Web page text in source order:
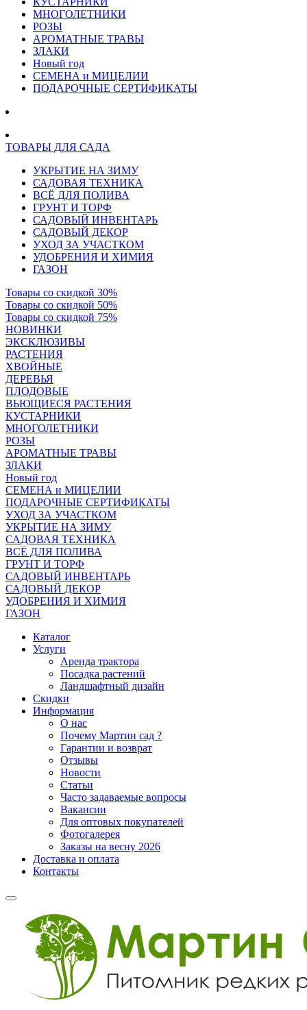
МНОГОЛЕТНИКИ
РОЗЫ
АРОМАТНЫЕ ТРАВЫ
ЗЛАКИ
Новый год
СЕМЕНА и МИЦЕЛИИ
ПОДАРОЧНЫЕ СЕРТИФИКАТЫ
ТОВАРЫ ДЛЯ САДА
УКРЫТИЕ НА ЗИМУ
САДОВАЯ ТЕХНИКА
ВСЁ ДЛЯ ПОЛИВА
ГРУНТ И ТОРФ
САДОВЫЙ ИНВЕНТАРЬ
САДОВЫЙ ДЕКОР
УХОД ЗА УЧАСТКОМ
УДОБРЕНИЯ И ХИМИЯ
ГАЗОН
Товары со скидкой 30%
Товары со скидкой 50%
Товары со скидкой 75%
НОВИНКИ
ЭКСКЛЮЗИВЫ
РАСТЕНИЯ
ХВОЙНЫЕ
ДЕРЕВЬЯ
ПЛОДОВЫЕ
ВЬЮЩИЕСЯ РАСТЕНИЯ
КУСТАРНИКИ
МНОГОЛЕТНИКИ
РОЗЫ
АРОМАТНЫЕ ТРАВЫ
ЗЛАКИ
Новый год
СЕМЕНА и МИЦЕЛИИ
ПОДАРОЧНЫЕ СЕРТИФИКАТЫ
УХОД ЗА УЧАСТКОМ
УКРЫТИЕ НА ЗИМУ
САДОВАЯ ТЕХНИКА
ВСЁ ДЛЯ ПОЛИВА
ГРУНТ И ТОРФ
САДОВЫЙ ИНВЕНТАРЬ
САДОВЫЙ ДЕКОР
УДОБРЕНИЯ И ХИМИЯ
ГАЗОН
Каталог
Услуги
Аренда трактора
Посадка растений
Ландшафтный дизайн
Скидки
Информация
О нас
Почему Мартин сад ?
Гарантии и возврат
Отзывы
Новости
Статьи
Часто задаваемые вопросы
Вакансии
Для оптовых покупателей
Фотогалерея
Заказы на весну 2026
Доставка и оплата
Контакты